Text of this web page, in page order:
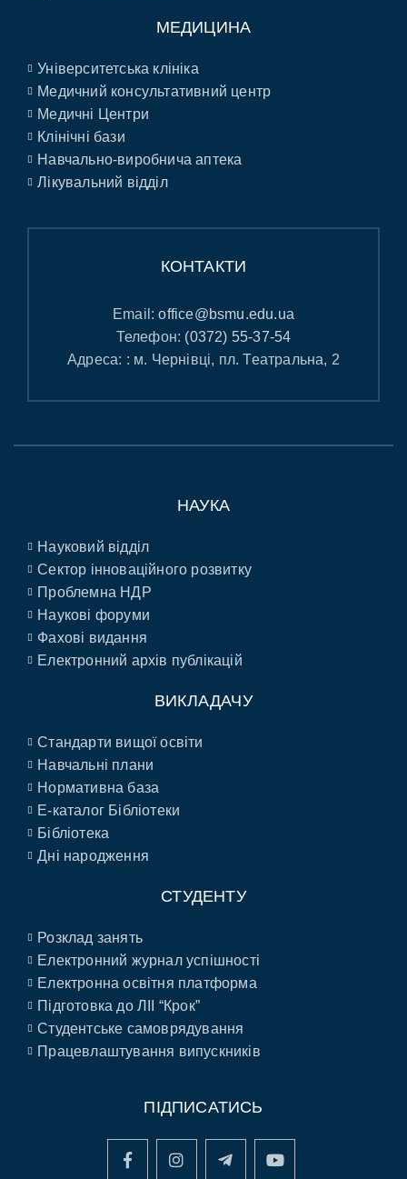
МЕДИЦИНА
Університетська клініка
Медичний консультативний центр
Медичні Центри
Клінічні бази
Навчально-виробнича аптека
Лікувальний відділ
КОНТАКТИ
Email:office@bsmu.edu.ua
Телефон: (0372) 55-37-54
Адреса: : м. Чернівці, пл. Театральна, 2
НАУКА
Науковий відділ
Сектор інноваційного розвитку
Проблемна НДР
Наукові форуми
Фахові видання
Електронний архів публікацій
ВИКЛАДАЧУ
Стандарти вищої освіти
Навчальні плани
Нормативна база
E-каталог Бібліотеки
Бібліотека
Дні народження
СТУДЕНТУ
Розклад занять
Електронний журнал успішності
Електронна освітня платформа
Підготовка до ЛІІ “Крок”
Студентське самоврядування
Працевлаштування випускників
ПІДПИСАТИСЬ